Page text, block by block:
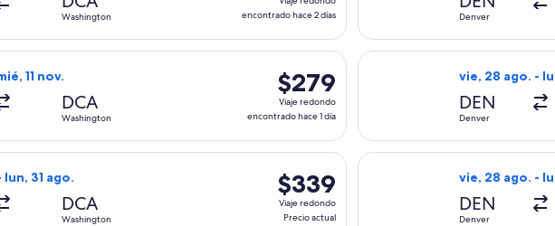
Washington
redondo,
encontrado
hace
2
días
encontrado hace 2 días
Denver
11 nov.
DCA
Washington
$279
Viaje
redondo,
encontrado
hace
día
$279
Viaje redondo
encontrado hace 1 día
de Southwest Airlines, con salida el lun, 2 nov. desde Denver hacia
vie, 28 ago. -
DEN
Denver
Seleccionar
31 ago.
DCA
Washington
$339
Viaje
redondo,
$339
Viaje redondo
Precio actual
de JetBlue Airways, con salida el vie, 28 ago. desde Denver hacia Washington,
vie, 28 ago. -
DEN
Denver
Seleccionar